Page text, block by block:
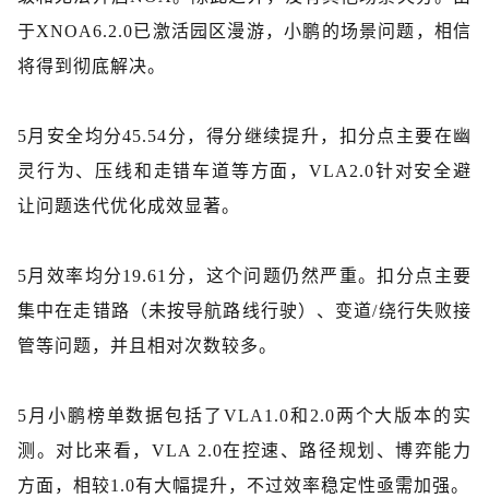
于XNOA6.2.0已激活园区漫游，小鹏的场景问题，相信
将得到彻底解决。
5月 安全均分45.54分，得分继续提升，扣分点主要在幽
灵行为、压线和走错车道等方面，VLA2.0针对安全避
让问题迭代优化成效显著。
5月效率均分19.61分，这个问题仍然严重。扣分点主要
集中在走错路（未按导航路线行驶）、变道/绕行失败接
管等问题，并且相对次数较多。
5月小鹏榜单数据包括了VLA1 .0和 2.0两个大版本的实
测。对比来看，VLA 2.0在控速、路径规划、博弈能力
方面，相较1.0有大幅提升，不过效率稳定性亟需加强。